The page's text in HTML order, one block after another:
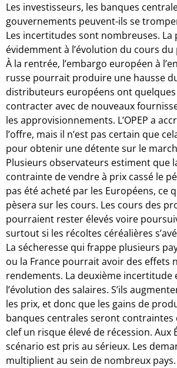
Les investisseurs, les banques
gouvernements peuvent-ils se
Les incertitudes sont nombreuses. La
évidemment à l’évolution du cours
À la rentrée, l’embargo européen à
russe pourrait produire une hausse
distributeurs européens ont
contracter avec de nouveaux
les approvisionnements. L’OPEP a
l’offre, mais il n’est pas certain que
pour obtenir une détente sur le
Plusieurs observateurs estiment que
contrainte de vendre à prix cassé le
pas été acheté par les Européens, ce
pèsera sur les cours. Les cours des
pourraient rester élevés voire
surtout si les récoltes céréalières
La sécheresse qui frappe plusieurs
ou la France pourrait avoir des effets
rendements. La deuxième incertitude
l’évolution des salaires. S’ils
les prix, et donc que les gains de
banques centrales seront contraintes
clef un risque élevé de récession. Aux
scénario est pris au sérieux. Les
multiplient au sein de nombreux pays.